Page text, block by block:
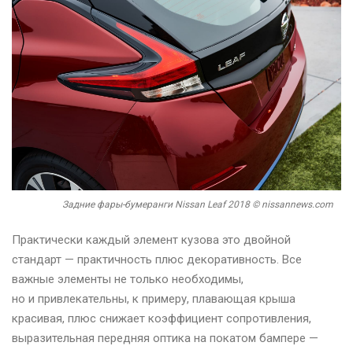
Задние фары-бумеранги Nissan Leaf 2018 © nissannews.com
Практически каждый элемент кузова это двойной
стандарт — практичность плюс декоративность. Все
важные элементы не только необходимы,
но и привлекательны, к примеру, плавающая крыша
красивая, плюс снижает коэффициент сопротивления,
выразительная передняя оптика на покатом бампере —